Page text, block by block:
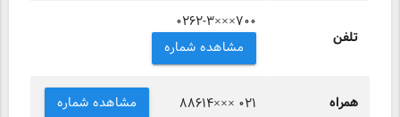
تلفن
۰۲۶۲-۳×××۷۰۰
مشاهده شماره
همراه ۸۸۶۱۴××× ۰۲۱ مشاهده شماره